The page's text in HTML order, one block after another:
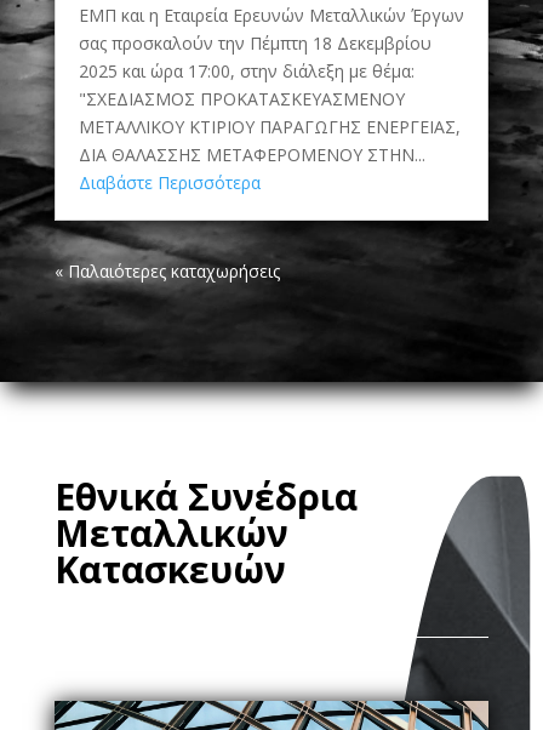
ΕΜΠ και η Εταιρεία Ερευνών Μεταλλικών Έργων
σας προσκαλούν την Πέμπτη 18 Δεκεμβρίου
2025 και ώρα 17:00, στην διάλεξη με θέμα:
"ΣΧΕΔΙΑΣΜΟΣ ΠΡΟΚΑΤΑΣΚΕΥΑΣΜΕΝΟΥ
ΜΕΤΑΛΛΙΚΟΥ ΚΤΙΡΙΟΥ ΠΑΡΑΓΩΓΗΣ ΕΝΕΡΓΕΙΑΣ,
ΔΙΑ ΘΑΛΑΣΣΗΣ ΜΕΤΑΦΕΡΟΜΕΝΟΥ ΣΤΗΝ...
Διαβάστε Περισσότερα
« Παλαιότερες καταχωρήσεις
Εθνικά Συνέδρια
Μεταλλικών
Κατασκευών